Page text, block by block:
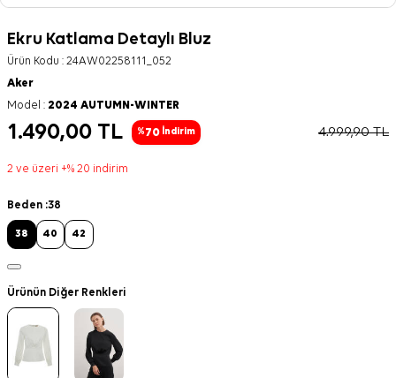
Ekru Katlama Detaylı Bluz
Ürün Kodu : 24AW02258111_052
Aker
Model : 2024 AUTUMN-WINTER
1.490,00 TL %70 İndirim 4.999,90TL
2 ve üzeri +% 20 indirim
Beden :38
38 40 42
Ürünün Diğer Renkleri